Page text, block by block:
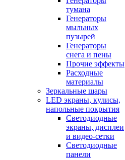
тумана
Генераторы
мыльных
пузырей
Генераторы
снега и пены
Прочие эффекты
Расходные
материалы
Зеркальные шары
LED экраны, кулисы,
напольные покрытия
Светодиодные
экраны, дисплеи
и видео-сетки
Светодиодные
панели